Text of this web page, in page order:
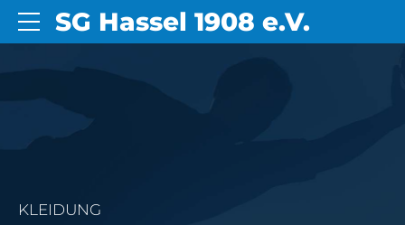
SG Hassel 1908 e.V.
KLEIDUNG